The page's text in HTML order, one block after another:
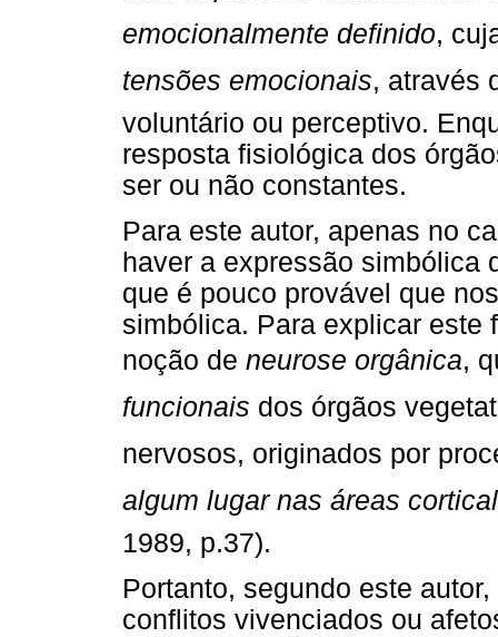
emocionalmente definido,
tensões emocionais, através
voluntário ou perceptivo.
resposta fisiológica dos
ser ou não constantes.
Para este autor, apenas no
haver a expressão simbólica
que é pouco provável que
simbólica. Para explicar este
noção de neurose orgânica,
funcionais dos órgãos
nervosos, originados por
algum lugar nas áreas
1989, p.37).
Portanto, segundo este
conflitos vivenciados ou